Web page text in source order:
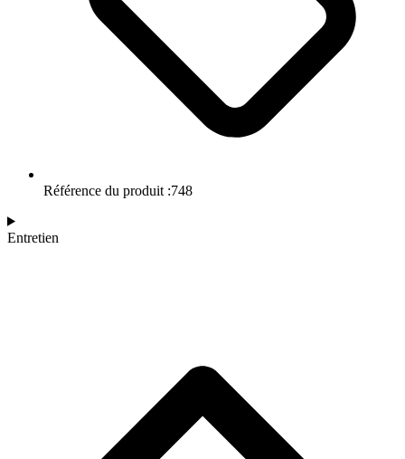
Référence du produit :748
Entretien